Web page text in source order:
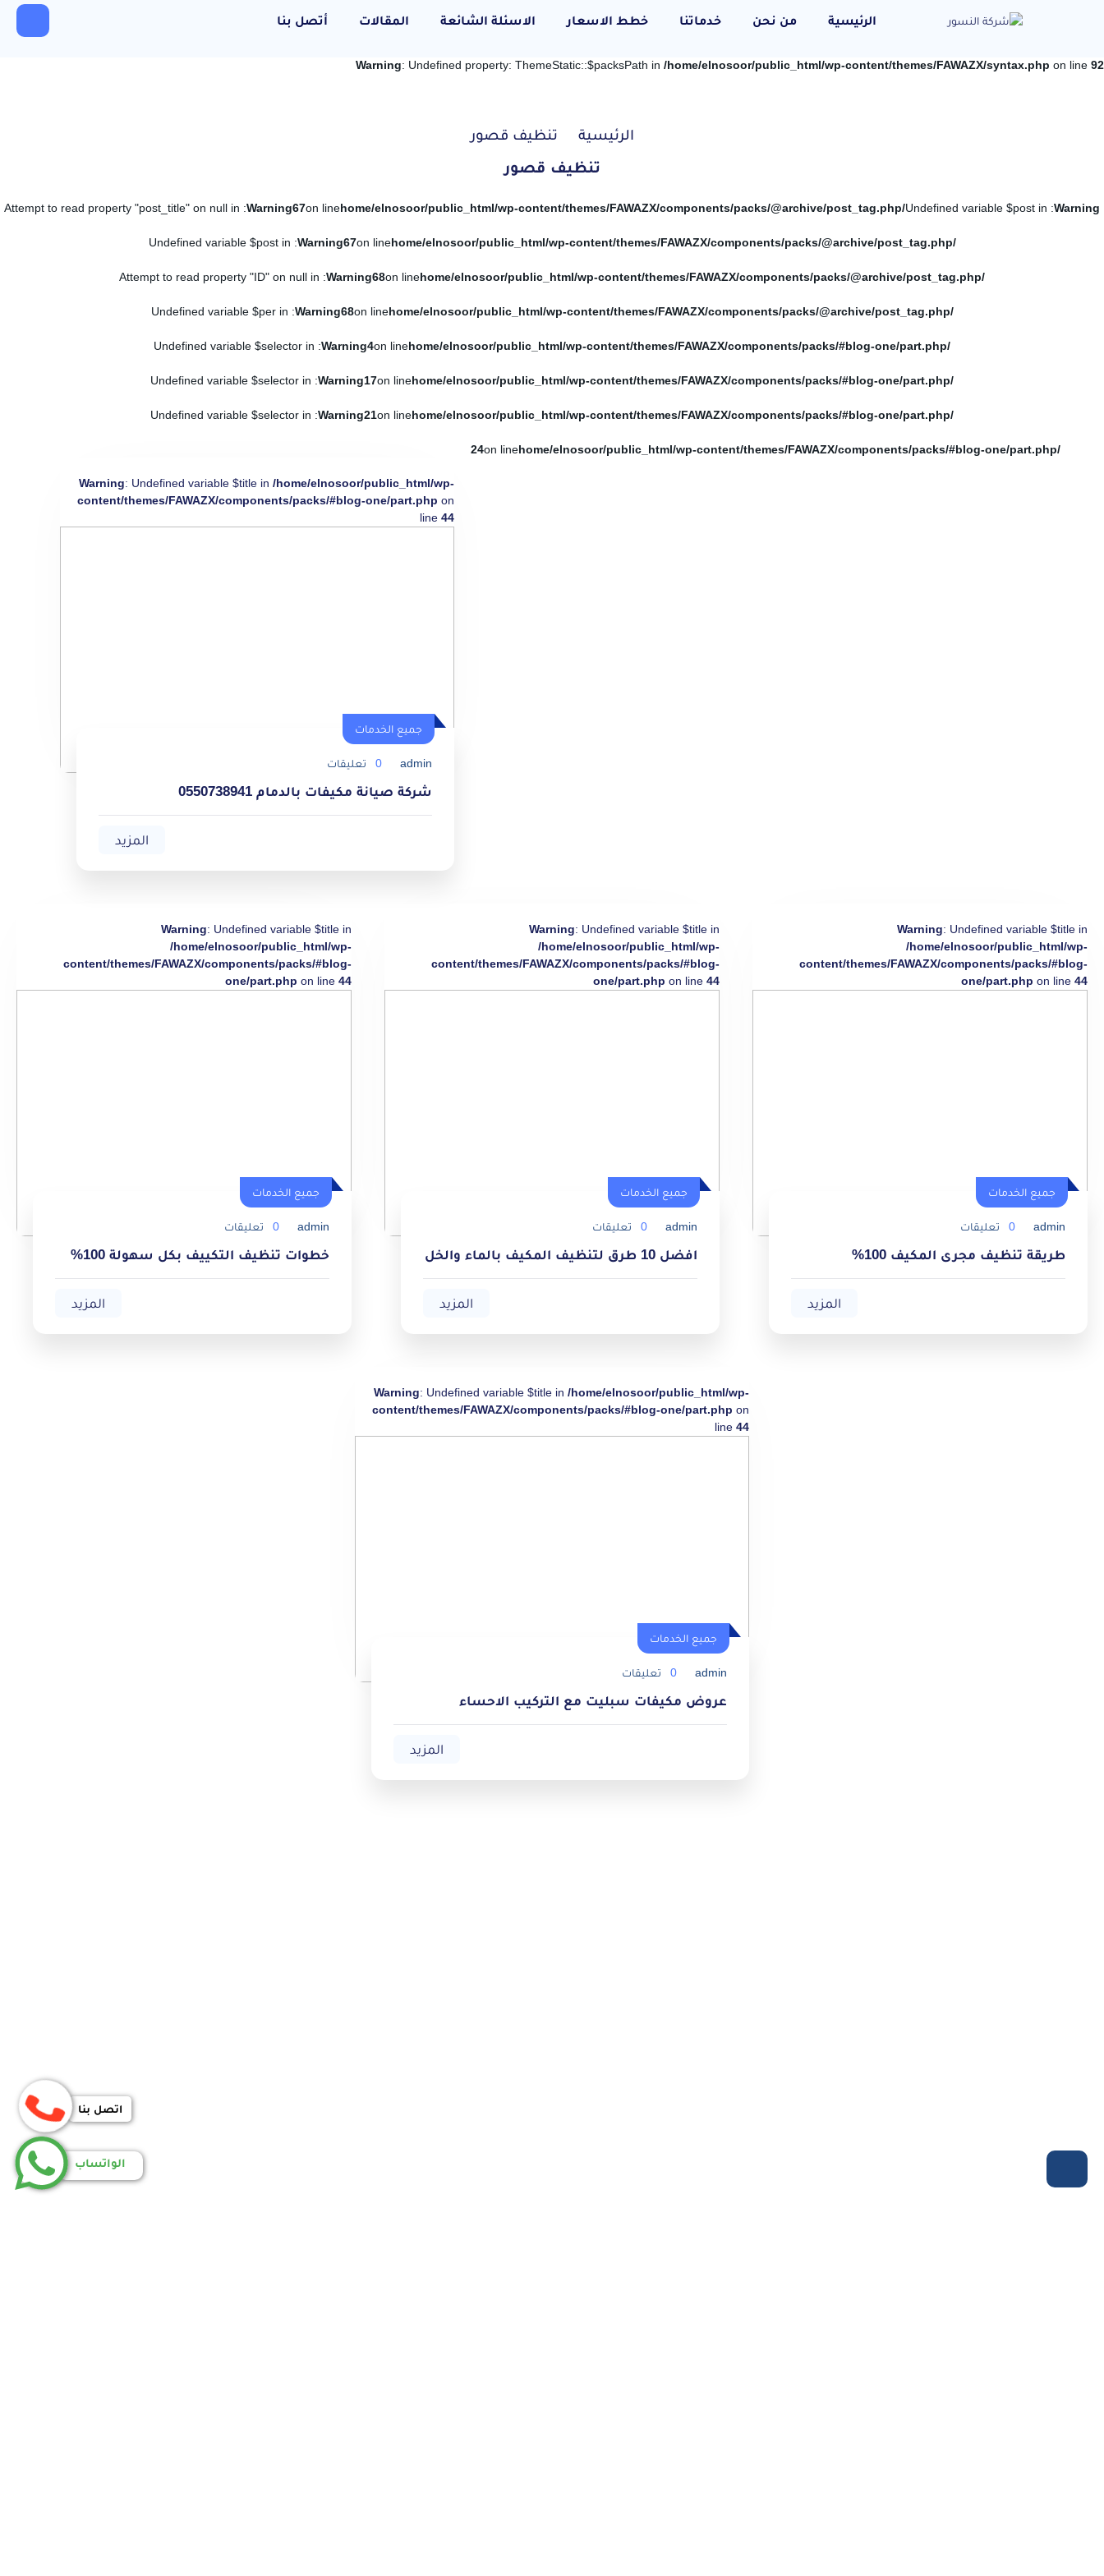
الرئيسية من نحن خدماتنا خطط الاسعار الاسئلة الشائعة المقالات أتصل بنا
Warning: Undefined property: ThemeStatic::$packsPath in /home/elnosoor/public_html/wp-content/themes/FAWAZX/syntax.php on line 92
الرئيسية تنظيف قصور
تنظيف قصور
Warning
: Undefined variable $post in
/home/elnosoor/public_html/wp-content/themes/FAWAZX/components/packs/@archive/post_tag.php
on line
67
Warning
: Attempt to read property "post_title" on null in
/home/elnosoor/public_html/wp-content/themes/FAWAZX/components/packs/@archive/post_tag.php
on line
67
Warning
: Undefined variable $post in
/home/elnosoor/public_html/wp-content/themes/FAWAZX/components/packs/@archive/post_tag.php
on line
68
Warning
: Attempt to read property "ID" on null in
/home/elnosoor/public_html/wp-content/themes/FAWAZX/components/packs/@archive/post_tag.php
on line
68
Warning
: Undefined variable $per in
/home/elnosoor/public_html/wp-content/themes/FAWAZX/components/packs/#blog-one/part.php
on line
4
Warning
: Undefined variable $selector in
/home/elnosoor/public_html/wp-content/themes/FAWAZX/components/packs/#blog-one/part.php
on line
17
Warning
: Undefined variable $selector in
/home/elnosoor/public_html/wp-content/themes/FAWAZX/components/packs/#blog-one/part.php
on line
21
Warning
: Undefined variable $selector in
/home/elnosoor/public_html/wp-content/themes/FAWAZX/components/packs/#blog-one/part.php
on line
24
Warning: Undefined variable $title in /home/elnosoor/public_html/wp-
content/themes/FAWAZX/components/packs/#blog-one/part.php on
line 44
جميع الخدمات
admin
0 تعليقات
شركة صيانة مكيفات بالدمام 0550738941
المزيد
Warning: Undefined variable $title in
/home/elnosoor/public_html/wp-
content/themes/FAWAZX/components/packs/#blog-
one/part.php on line 44
جميع الخدمات
admin
0 تعليقات
طريقة تنظيف مجرى المكيف 100%
المزيد
Warning: Undefined variable $title in
/home/elnosoor/public_html/wp-
content/themes/FAWAZX/components/packs/#blog-
one/part.php on line 44
جميع الخدمات
admin
0 تعليقات
افضل 10 طرق لتنظيف المكيف بالماء والخل
المزيد
Warning: Undefined variable $title in
/home/elnosoor/public_html/wp-
content/themes/FAWAZX/components/packs/#blog-
one/part.php on line 44
جميع الخدمات
admin
0 تعليقات
خطوات تنظيف التكييف بكل سهولة 100%
المزيد
Warning: Undefined variable $title in /home/elnosoor/public_html/wp-
content/themes/FAWAZX/components/packs/#blog-one/part.php on
line 44
جميع الخدمات
admin
0 تعليقات
عروض مكيفات سبليت مع التركيب الاحساء
المزيد
اتصل بنا
الواتساب